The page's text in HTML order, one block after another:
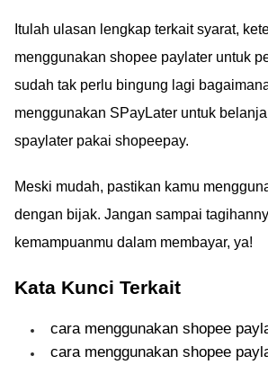
Itulah ulasan lengkap terkait syarat,
menggunakan shopee paylater untuk
sudah tak perlu bingung lagi
menggunakan SPayLater untuk
spaylater pakai shopeepay.
Meski mudah, pastikan kamu
dengan bijak. Jangan sampai
kemampuanmu dalam membayar, ya!
Kata Kunci Terkait
cara menggunakan shopee
cara menggunakan shopee